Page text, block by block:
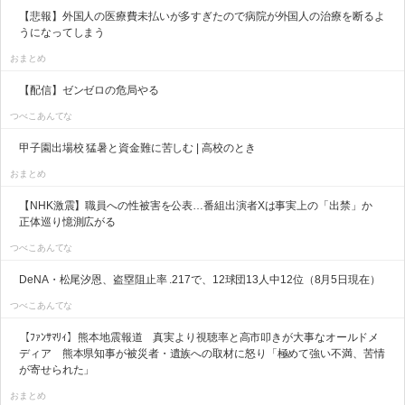
【悲報】外国人の医療費未払いが多すぎたので病院が外国人の治療を断るよ
うになってしまう
おまとめ
【配信】ゼンゼロの危局やる
つべこあんてな
甲子園出場校 猛暑と資金難に苦しむ | 高校のとき
おまとめ
【NHK激震】職員への性被害を公表…番組出演者Xは事実上の「出禁」か
正体巡り憶測広がる
つべこあんてな
DeNA・松尾汐恩、盗塁阻止率 .217で、12球団13人中12位（8月5日現在）
つべこあんてな
【ﾌｧﾝｻﾏﾘｨ】熊本地震報道 真実より視聴率と高市叩きが大事なオールドメ
ディア 熊本県知事が被災者・遺族への取材に怒り「極めて強い不満、苦情
が寄せられた」
おまとめ